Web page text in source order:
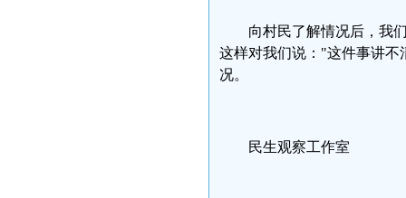
向村民了解情况后，我
这样对我们说："这件事讲不
况
民生观察工作室